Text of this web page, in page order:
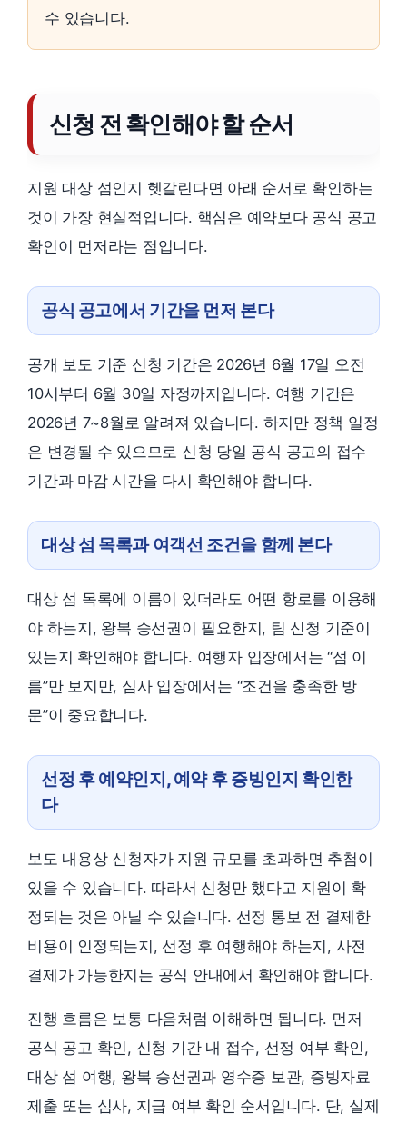
수 있습니다.
신청 전 확인해야 할 순서
지원 대상 섬인지 헷갈린다면 아래 순서로 확인하는
것이 가장 현실적입니다. 핵심은 예약보다 공식 공고
확인이 먼저라는 점입니다.
공식 공고에서 기간을 먼저 본다
공개 보도 기준 신청 기간은 2026년 6월 17일 오전
10시부터 6월 30일 자정까지입니다. 여행 기간은
2026년 7~8월로 알려져 있습니다. 하지만 정책 일정
은 변경될 수 있으므로 신청 당일 공식 공고의 접수
기간과 마감 시간을 다시 확인해야 합니다.
대상 섬 목록과 여객선 조건을 함께 본다
대상 섬 목록에 이름이 있더라도 어떤 항로를 이용해
야 하는지, 왕복 승선권이 필요한지, 팀 신청 기준이
있는지 확인해야 합니다. 여행자 입장에서는 “섬 이
름”만 보지만, 심사 입장에서는 “조건을 충족한 방
문”이 중요합니다.
선정 후 예약인지, 예약 후 증빙인지 확인한
다
보도 내용상 신청자가 지원 규모를 초과하면 추첨이
있을 수 있습니다. 따라서 신청만 했다고 지원이 확
정되는 것은 아닐 수 있습니다. 선정 통보 전 결제한
비용이 인정되는지, 선정 후 여행해야 하는지, 사전
결제가 가능한지는 공식 안내에서 확인해야 합니다.
진행 흐름은 보통 다음처럼 이해하면 됩니다. 먼저
공식 공고 확인, 신청 기간 내 접수, 선정 여부 확인,
대상 섬 여행, 왕복 승선권과 영수증 보관, 증빙자료
제출 또는 심사, 지급 여부 확인 순서입니다. 단, 실제